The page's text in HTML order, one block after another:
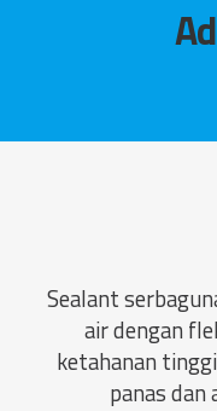
Sealant
air dengan
ketahanan
panas dan